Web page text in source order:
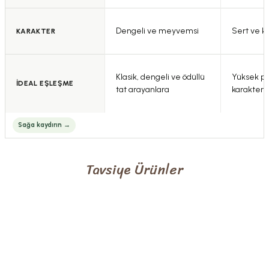
KARAKTER Dengeli ve meyvemsi Sert ve
İDEAL EŞLEŞME
Klasik, dengeli ve ödüllü
tat arayanlara
Yüksek
karakter
Tavsiye Ürünler